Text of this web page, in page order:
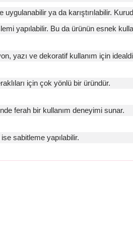
ya da karıştırılabilir.
yapılabilir. Bu da ürünün esnek
yazı ve dekoratif kullanım için
için çok yönlü bir üründür.
ferah bir kullanım deneyimi sunar.
sabitleme yapılabilir.